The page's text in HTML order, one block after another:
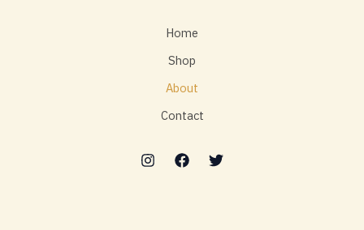
Home
Shop
About
Contact